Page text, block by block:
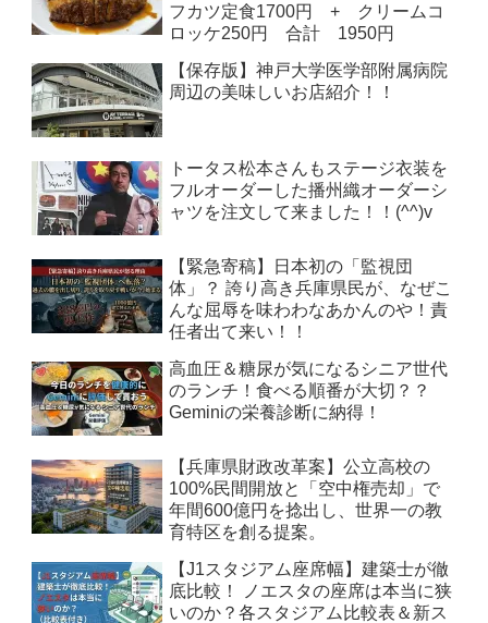
フカツ定食1700円 + クリームコ
ロッケ250円 合計 1950円
【保存版】神戸大学医学部附属病院
周辺の美味しいお店紹介！！
トータス松本さんもステージ衣装を
フルオーダーした播州織オーダーシ
ャツを注文して来ました！！(^^)v
【緊急寄稿】日本初の「監視団
体」？ 誇り高き兵庫県民が、なぜこ
んな屈辱を味わわなあかんのや！責
任者出て来い！！
高血圧＆糖尿が気になるシニア世代
のランチ！食べる順番が大切？？
Geminiの栄養診断に納得！
【兵庫県財政改革案】公立高校の
100%民間開放と「空中権売却」で
年間600億円を捻出し、世界一の教
育特区を創る提案。
【J1スタジアム座席幅】建築士が徹
底比較！ ノエスタの座席は本当に狭
いのか？各スタジアム比較表＆新ス